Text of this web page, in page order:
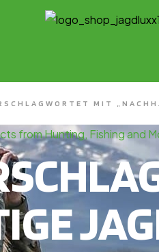
MIT
from Hunting, Fishing and